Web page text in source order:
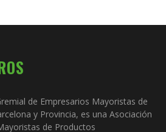
de Empresarios Mayoristas de
y Provincia, es una Asociación
de Productos